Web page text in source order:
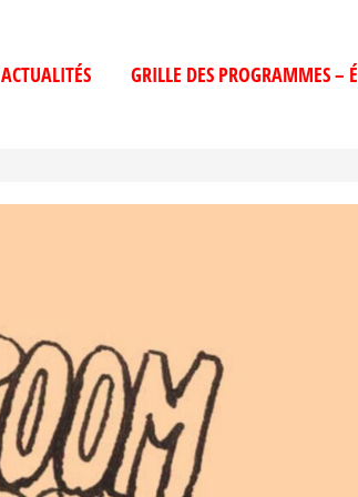
ACTUALITÉS GRILLE DES PROGRAMMES –